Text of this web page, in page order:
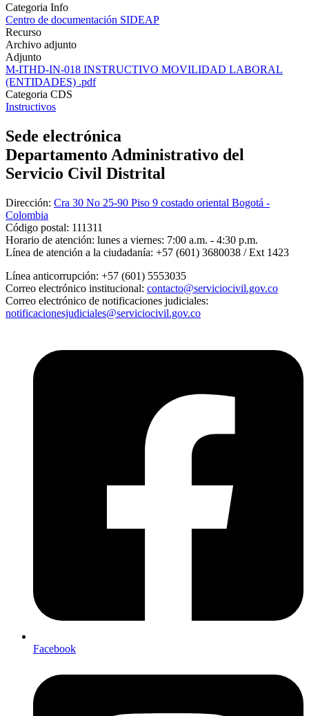
Categoria Info
Centro de documentación SIDEAP
Recurso
Archivo adjunto
Adjunto
M-ITHD-IN-018 INSTRUCTIVO MOVILIDAD LABORAL
(ENTIDADES) .pdf
Categoria CDS
Instructivos
Sede electrónica
Departamento Administrativo del
Servicio Civil Distrital
Dirección: Cra 30 No 25-90 Piso 9 costado oriental Bogotá -
Colombia
Código postal: 111311
Horario de atención: lunes a viernes: 7:00 a.m. - 4:30 p.m.
Línea de atención a la ciudadanía: +57 (601) 3680038 / Ext 1423
Línea anticorrupción: +57 (601) 5553035
Correo electrónico institucional: contacto@serviciocivil.gov.co
Correo electrónico de notificaciones judiciales:
notificacionesjudiciales@serviciocivil.gov.co
Facebook